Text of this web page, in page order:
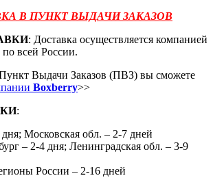
В ПУНКТ ВЫДАЧИ ЗАКАЗОВ
: Доставка осуществляется компанией
всей России.
Выдачи Заказов (ПВЗ) вы сможете
Boxberry>>
:
Московская обл. – 2-7 дней
– 2-4 дня; Ленинградская обл. – 3-9
России – 2-16 дней